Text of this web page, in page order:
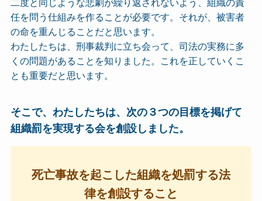
二度と同じような悲劇が繰り返されないよう、組織の責
任を問う仕組みを作ることが必要です。それが、被害者
の命を重んじることだと思います。
わたしたちは、刑事裁判に立ち会って、司法の実務に多
くの問題があることを知りました。これを正していくこ
とも重要だと思います。
そこで、わたしたちは、次の３つの目標を掲げて
組織罰を実現する会を創設しました。
死亡事故を起こした組織を処罰する法
律を創設すること